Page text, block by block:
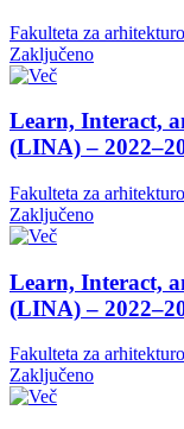
Fakulteta za
Zaključeno
Learn, Interact,
(LINA) –
Fakulteta za
Zaključeno
Learn, Interact,
(LINA) –
Fakulteta za
Zaključeno